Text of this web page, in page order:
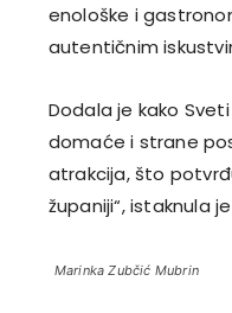
enološke i
autentičnim
Dodala je kako
domaće i strane
atrakcija, što
županiji“, istaknula
Marinka Zubčić Mubrin